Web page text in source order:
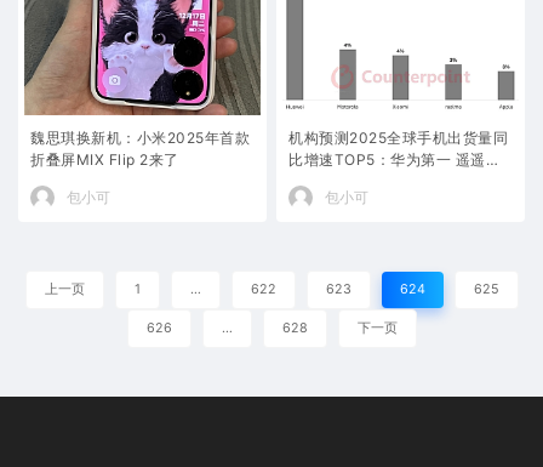
魏思琪换新机：小米2025年首款
折叠屏MIX Flip 2来了
包小可
机构预测2025全球手机出货量同
比增速TOP5：华为第一 遥遥领
先小米苹果等
包小可
上一页 1 … 622 623 624 625
626 … 628 下一页